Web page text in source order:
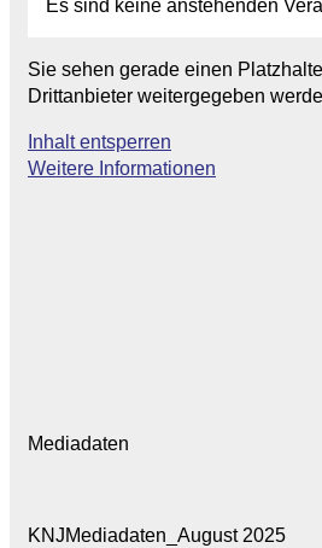
Es sind keine anstehenden
Sie sehen gerade einen
Drittanbieter weitergegeben
Inhalt entsperren
Weitere Informationen
Mediadaten
KNJMediadaten_August 2025